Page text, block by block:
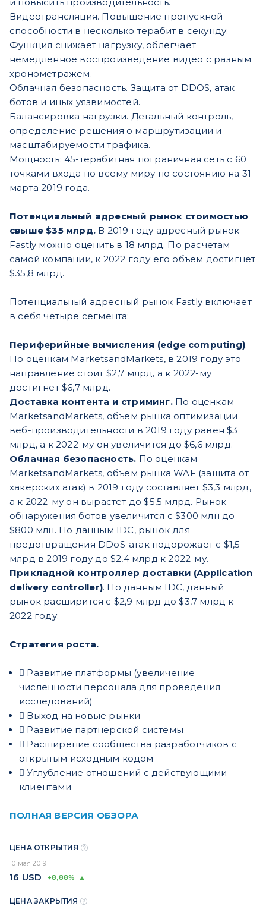
Видеотрансляция. Повышение пропускной
способности в несколько терабит в секунду.
Функция снижает нагрузку, облегчает
немедленное воспроизведение видео с разным
хронометражем.
Облачная безопасность. Защита от DDOS, атак
ботов и иных уязвимостей.
Балансировка нагрузки. Детальный контроль,
определение решения о маршрутизации и
масштабируемости трафика.
Мощность: 45-терабитная пограничная сеть с 60
точками входа по всему миру по состоянию на 31
марта 2019 года.
Потенциальный адресный рынок стоимостью
свыше $35 млрд. В 2019 году адресный рынок
Fastly можно оценить в 18 млрд. По расчетам
самой компании, к 2022 году его объем достигнет
$35,8 млрд.
Потенциальный адресный рынок Fastly включает
в себя четыре сегмента:
Периферийные вычисления (edge computing).
По оценкам MarketsandMarkets, в 2019 году это
направление стоит $2,7 млрд, а к 2022-му
достигнет $6,7 млрд.
Доставка контента и стриминг. По оценкам
MarketsandMarkets, объем рынка оптимизации
веб-производительности в 2019 году равен $3
млрд, а к 2022-му он увеличится до $6,6 млрд.
Облачная безопасность. По оценкам
MarketsandMarkets, объем рынка WAF (защита от
хакерских атак) в 2019 году составляет $3,3 млрд,
а к 2022-му он вырастет до $5,5 млрд. Рынок
обнаружения ботов увеличится с $300 млн до
$800 млн. По данным IDC, рынок для
предотвращения DDoS-атак подорожает с $1,5
млрд в 2019 году до $2,4 млрд к 2022-му.
Прикладной контроллер доставки (Application
delivery controller). По данным IDC, данный
рынок расширится с $2,9 млрд до $3,7 млрд к
2022 году.
Стратегия роста.
 Развитие платформы (увеличение
численности персонала для проведения
исследований)
 Выход на новые рынки
 Развитие партнерской системы
 Расширение сообщества разработчиков с
открытым исходным кодом
 Углубление отношений с действующими
клиентами
ПОЛНАЯ ВЕРСИЯ ОБЗОРА
ЦЕНА ОТКРЫТИЯ
10 мая 2019
16 USD +8,88%
ЦЕНА ЗАКРЫТИЯ